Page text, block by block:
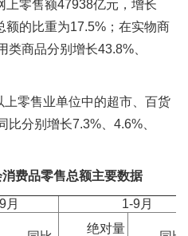
上零售额47938亿元，增长
额的比重为17.5%；在实物商
商品分别增长43.8%、
零售业单位中的超市、百货
比分别增长7.3%、4.6%、
费品零售总额主要数据
9月
1-9月
绝对量